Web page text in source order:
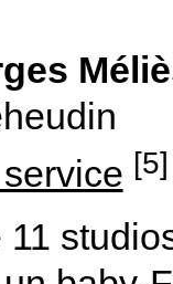
[5]
11